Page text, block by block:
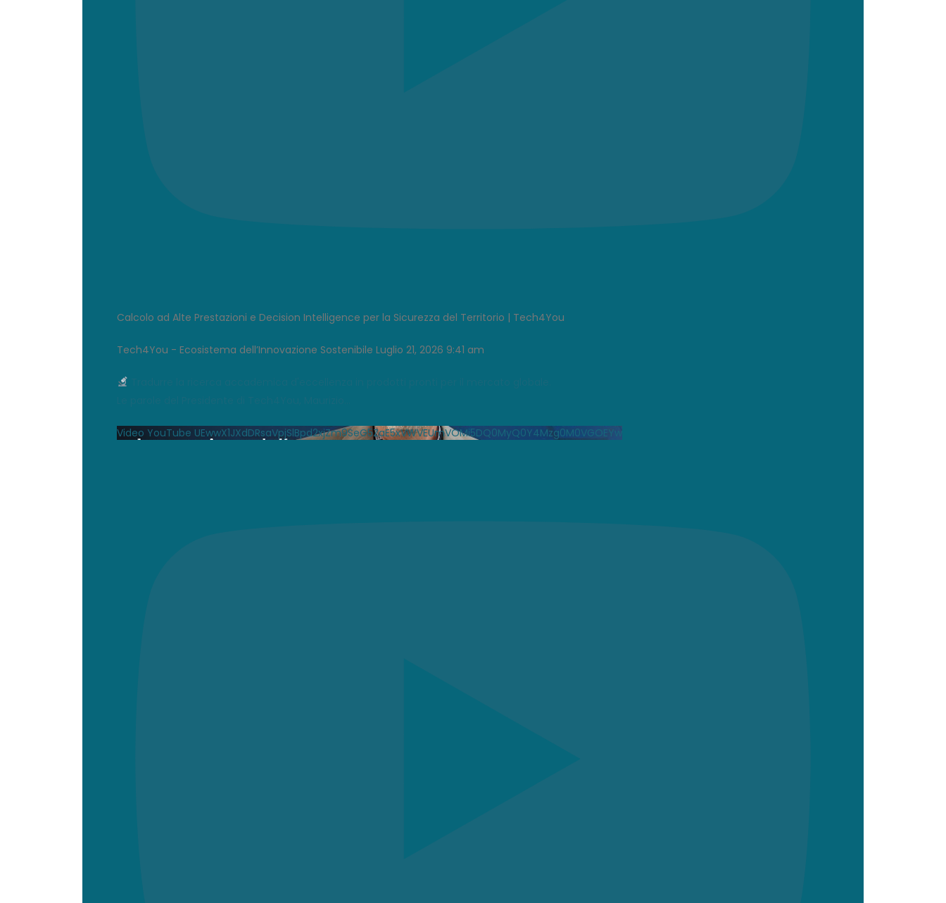
Calcolo ad Alte Prestazioni e Decision Intelligence per la Sicurezza del Territorio | Tech4You
Tech4You - Ecosistema dell’Innovazione Sostenibile Luglio 21, 2026 9:41 am
Video YouTube UEwwX1JXdDRsaVpjSlBpd2xjZm9SeG5ZaE5xVWVEUmVOMi5DQ0MyQ0Y4Mzg0M0VGOEYw